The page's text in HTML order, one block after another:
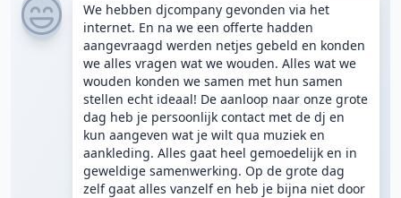
We hebben djcompany gevonden via het
internet. En na we een offerte hadden
aangevraagd werden netjes gebeld en konden
we alles vragen wat we wouden. Alles wat we
wouden konden we samen met hun samen
stellen echt ideaal! De aanloop naar onze grote
dag heb je persoonlijk contact met de dj en
kun aangeven wat je wilt qua muziek en
aankleding. Alles gaat heel gemoedelijk en in
geweldige samenwerking. Op de grote dag
zelf gaat alles vanzelf en heb je bijna niet door